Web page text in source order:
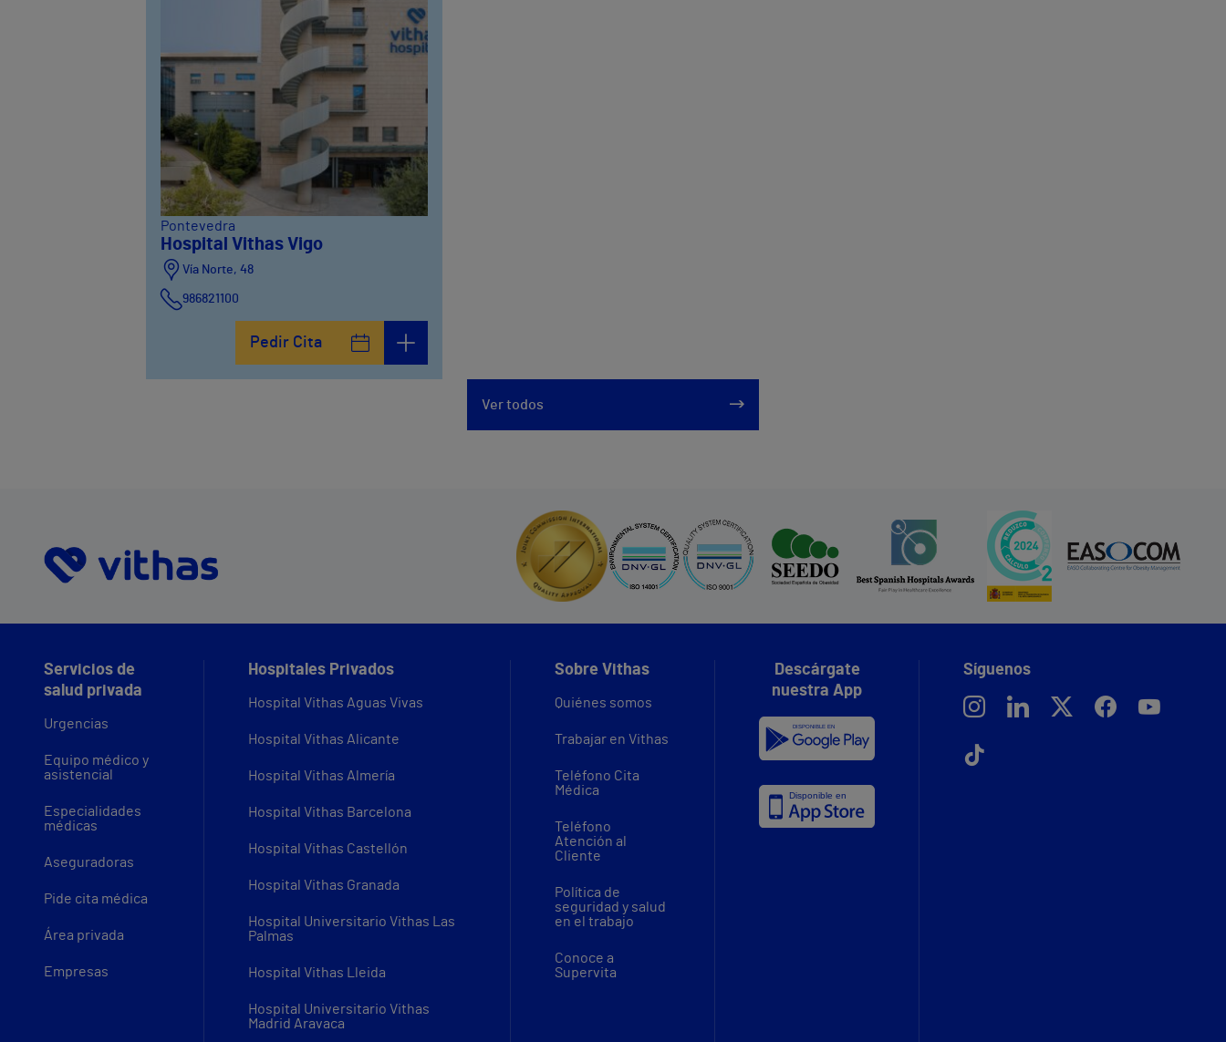
Pontevedra
Hospital Vithas Vigo
Vía Norte, 48
986821100
Pedir Cita
Ver todos
Servicios de
salud privada
Urgencias
Equipo médico y
asistencial
Especialidades
médicas
Aseguradoras
Pide cita médica
Área privada
Empresas
Hospitales Privados
Hospital Vithas Aguas Vivas
Hospital Vithas Alicante
Hospital Vithas Almería
Hospital Vithas Barcelona
Hospital Vithas Castellón
Hospital Vithas Granada
Hospital Universitario Vithas Las
Palmas
Hospital Vithas Lleida
Hospital Universitario Vithas
Madrid Aravaca
Sobre Vithas
Quiénes somos
Trabajar en Vithas
Teléfono Cita
Médica
Teléfono
Atención al
Cliente
Política de
seguridad y salud
en el trabajo
Conoce a
Supervita
Descárgate
nuestra App
Síguenos